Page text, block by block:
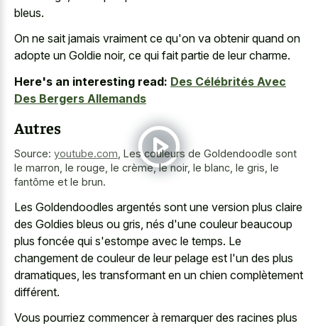
bleus.
On ne sait jamais vraiment ce qu'on va obtenir quand on
adopte un Goldie noir, ce qui fait partie de leur charme.
Here's an interesting read: Des Célébrités Avec
Des Bergers Allemands
Autres
Source: youtube.com Les couleurs de Goldendoodle sont
le marron, le rouge, le crème, le noir, le blanc, le gris, le
fantôme et le brun.
Les Goldendoodles argentés sont une version plus claire
des Goldies bleus ou gris, nés d'une couleur beaucoup
plus foncée qui s'estompe avec le temps. Le
changement de couleur de leur pelage est l'un des plus
dramatiques, les transformant en un chien complètement
différent.
Vous pourriez commencer à remarquer des racines plus